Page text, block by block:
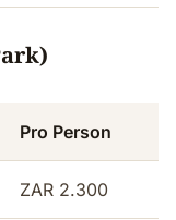
Pro Person
ZAR 2.300